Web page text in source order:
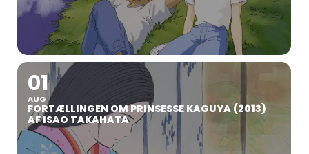
01
AUG
FORTÆLLINGEN OM PRINSESSE KAGUYA (2013)
AF ISAO TAKAHATA